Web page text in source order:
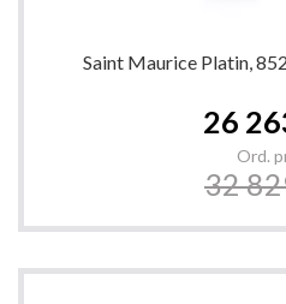
Saint Maurice Platin,
26
Ord.
32